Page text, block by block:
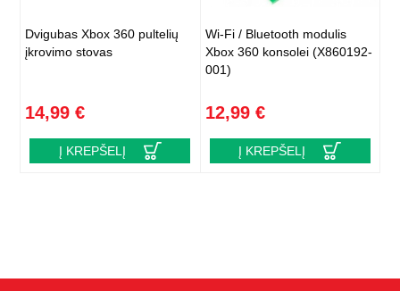
Dvigubas Xbox 360 pultelių
įkrovimo stovas
14,99 €
Į KREPŠELĮ
Wi-Fi / Bluetooth modulis
Xbox 360 konsolei (X860192-
001)
12,99 €
Į KREPŠELĮ